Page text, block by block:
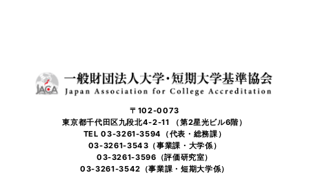
〒102-0073
東京都千代田区九段北4-2-11 （第2星光ビル6階）
TEL 03-3261-3594（代表・総務課）
03-3261-3543（事業課・大学係）
03-3261-3596（評価研究室）
03-3261-3542（事業課・短期大学係）